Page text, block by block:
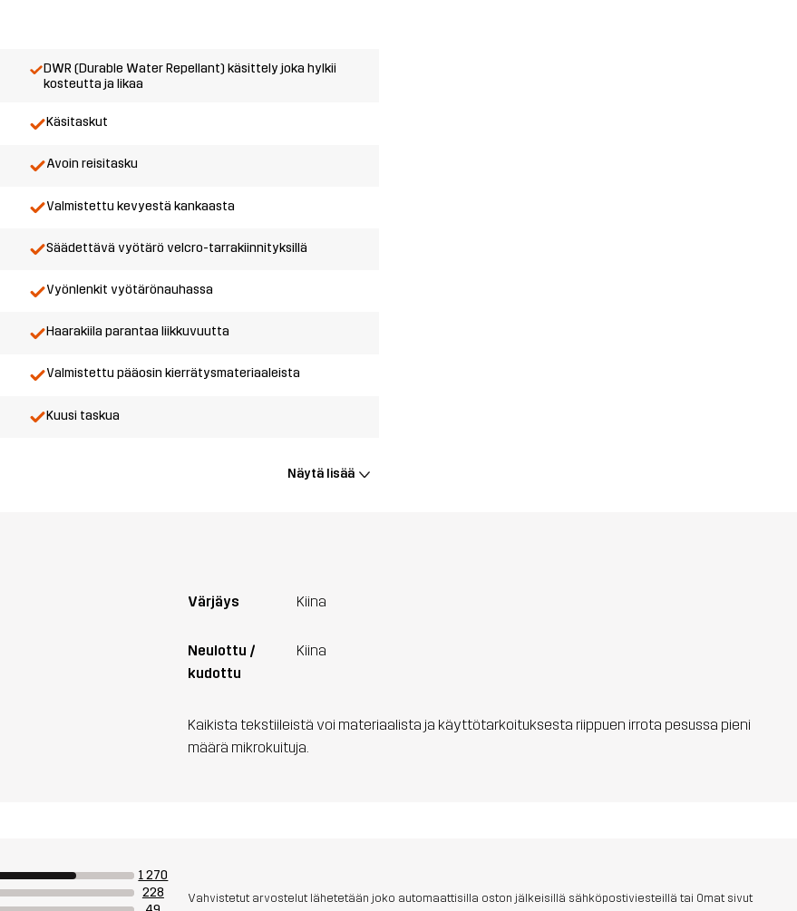
DWR (Durable Water Repellant) käsittely joka hylkii
kosteutta ja likaa
Käsitaskut
Avoin reisitasku
Valmistettu kevyestä kankaasta
Säädettävä vyötärö velcro-tarrakiinnityksillä
Vyönlenkit vyötärönauhassa
Haarakiila parantaa liikkuvuutta
Valmistettu pääosin kierrätysmateriaaleista
Kuusi taskua
Näytä lisää
Värjäys Kiina
Neulottu /
kudottu
Kiina
Kaikista tekstiileistä voi materiaalista ja käyttötarkoituksesta riippuen irrota pesussa pieni
määrä mikrokuituja.
1 270
228
Vahvistetut arvostelut lähetetään joko automaattisilla oston jälkeisillä sähköpostiviesteillä tai Omat sivut